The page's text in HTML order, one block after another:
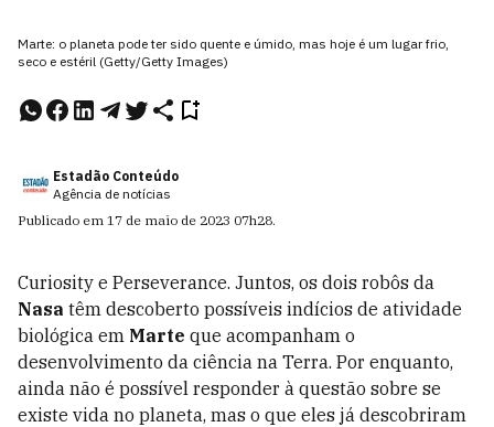
Marte: o planeta pode ter sido quente e úmido, mas hoje é um lugar frio,
seco e estéril (Getty/Getty Images)
Estadão Conteúdo
Agência de notícias
Publicado em 17 de maio de 2023 07h28.
Curiosity e Perseverance. Juntos, os dois robôs da
Nasa têm descoberto possíveis indícios de atividade
biológica em Marte que acompanham o
desenvolvimento da ciência na Terra. Por enquanto,
ainda não é possível responder à questão sobre se
existe vida no planeta, mas o que eles já descobriram